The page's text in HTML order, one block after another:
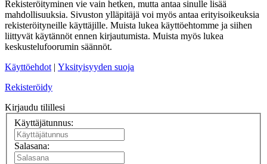
Rekisteröityminen vie vain hetken, mutta antaa sinulle lisää
mahdollisuuksia. Sivuston ylläpitäjä voi myös antaa erityisoikeuksia
rekisteröityneille käyttäjille. Muista lukea käyttöehtomme ja siihen
liittyvät käytännöt ennen kirjautumista. Muista myös lukea
keskustelufoorumin säännöt.
Käyttöehdot | Yksityisyyden suoja
Rekisteröidy
Kirjaudu tilillesi
Käyttäjätunnus:
Salasana: